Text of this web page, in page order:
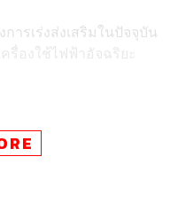
ารเร่งส่งเสริมในปัจจุบัน
รื่องใช้ไฟฟ้าอัจฉริยะ
สาหกรรมใหม่ ในเบื้อง
าตรการสนับสนุนผู้